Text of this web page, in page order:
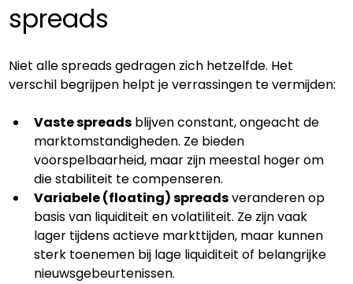
spreads
Niet alle spreads gedragen zich hetzelfde. Het
verschil begrijpen helpt je verrassingen te vermijden:
Vaste spreads blijven constant, ongeacht de
marktomstandigheden. Ze bieden
voorspelbaarheid, maar zijn meestal hoger om
die stabiliteit te compenseren.
Variabele (floating) spreads veranderen op
basis van liquiditeit en volatiliteit. Ze zijn vaak
lager tijdens actieve markttijden, maar kunnen
sterk toenemen bij lage liquiditeit of belangrijke
nieuwsgebeurtenissen.